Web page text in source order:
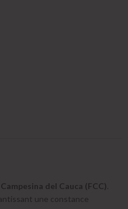
del Cauca (FCC)
une constance